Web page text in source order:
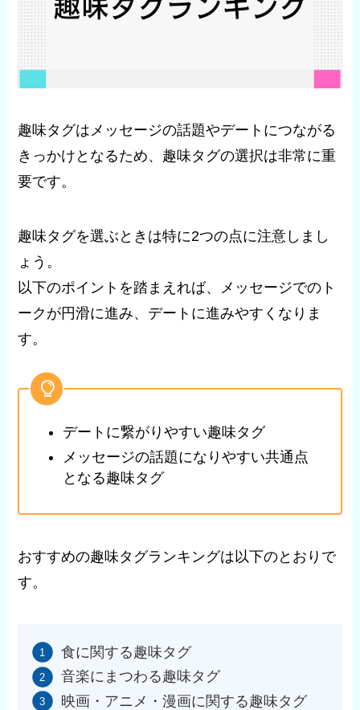
趣味タグはメッセージの話題やデートにつながる
きっかけとなるため、趣味タグの選択は非常に重
要です。
趣味タグを選ぶときは特に2つの点に注意しまし
ょう。
以下のポイントを踏まえれば、メッセージでのト
ークが円滑に進み、デートに進みやすくなりま
す。
デートに繋がりやすい趣味タグ
メッセージの話題になりやすい共通点
となる趣味タグ
おすすめの趣味タグランキングは以下のとおりで
す。
食に関する趣味タグ
音楽にまつわる趣味タグ
映画・アニメ・漫画に関する趣味タグ